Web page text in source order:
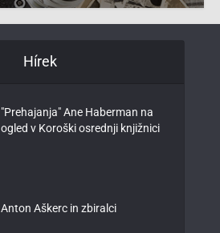
Hírek
"Prehajanja" Ane Haberman na
ogled v Koroški osrednji knjižnici
Anton Aškerc in zbiralci